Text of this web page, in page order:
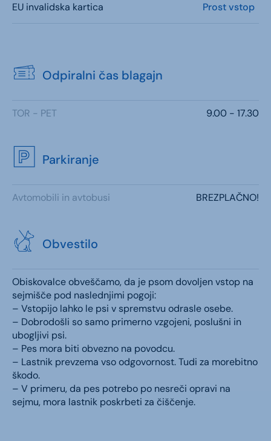
EU invalidska kartica Prost vstop
Odpiralni čas blagajn
TOR - PET 9.00 - 17.30
Parkiranje
Avtomobili in avtobusi BREZPLAČNO!
Obvestilo
Obiskovalce obveščamo, da je psom dovoljen vstop na
sejmišče pod naslednjimi pogoji:
– Vstopijo lahko le psi v spremstvu odrasle osebe.
– Dobrodošli so samo primerno vzgojeni, poslušni in
ubogljivi psi.
– Pes mora biti obvezno na povodcu.
– Lastnik prevzema vso odgovornost. Tudi za morebitno
škodo.
– V primeru, da pes potrebo po nesreči opravi na
sejmu, mora lastnik poskrbeti za čiščenje.